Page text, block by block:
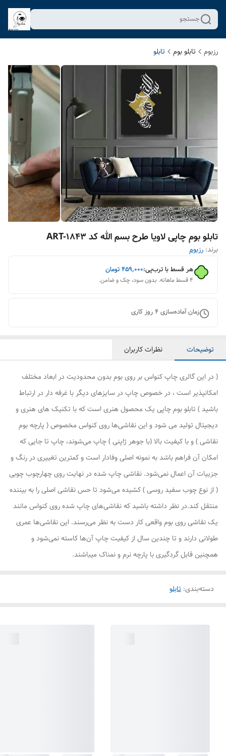
جستجو
رزبوم تابلو بوم تابلو
تابلو بوم چاپی لاویا طرح بسم الله کد ART-1843
برند: رزبوم
هر قسط با ترب‌پی:۴۵۹٬۰۰۰تومان
۴ قسط ماهانه. بدون سود، چک و ضامن.
زمان آماده‌سازی4روز کاری
توضیحات نظرات کاربران
( در این گالری چاپ کنواس بر روی بوم بدون محدودیت در ابعاد مختلف
امکانپذیر است ، در خصوص چاپ در سایزهای دیگر با غرفه دار در ارتباط
باشید ) تابلو بوم چاپی یک محصول هنری است که با تکنیک های هنری و
دیجیتال تولید می شود و این نقاشی‌ها روی کنواس مخصوص ( پارچه بوم
نقاشی ) و با کیفیت بالا (با جوهر ژاپنی ) چاپ می‌شوند، چاپ تا جایی که
امکان آن فراهم باشد به نمونه اصلی وفادار است و کمترین تغییری در رنگ و
جزییات آن اعمال نمی‌شود. نقاشی چاپ شده در نهایت روی چهارچوب چوبی
( از نوع چوب سفید روسی ) کشیده می‌شود تا حس نقاشی اصلی را به بیننده
منتقل کند.در نظر داشته باشید که نقاشی‌های چاپ شده روی کنواس مانند
یک نقاشی روی بوم واقعی کار دست به نظر می‌رسند. این نقاشی‌ها عمری
طولانی دارند و تا چندین سال از کیفیت چاپ آن‌ها کاسته نمی‌شود و
همچنین قابل گردگیری با پارچه نرم و نمناک میباشند.
دسته‌بندی: تابلو